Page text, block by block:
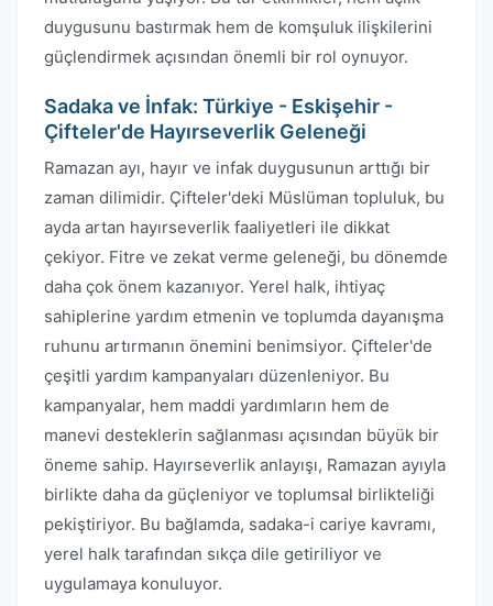
duygusunu bastırmak hem de komşuluk ilişkilerini
güçlendirmek açısından önemli bir rol oynuyor.
Sadaka ve İnfak: Türkiye - Eskişehir -
Çifteler'de Hayırseverlik Geleneği
Ramazan ayı, hayır ve infak duygusunun arttığı bir
zaman dilimidir. Çifteler'deki Müslüman topluluk, bu
ayda artan hayırseverlik faaliyetleri ile dikkat
çekiyor. Fitre ve zekat verme geleneği, bu dönemde
daha çok önem kazanıyor. Yerel halk, ihtiyaç
sahiplerine yardım etmenin ve toplumda dayanışma
ruhunu artırmanın önemini benimsiyor. Çifteler'de
çeşitli yardım kampanyaları düzenleniyor. Bu
kampanyalar, hem maddi yardımların hem de
manevi desteklerin sağlanması açısından büyük bir
öneme sahip. Hayırseverlik anlayışı, Ramazan ayıyla
birlikte daha da güçleniyor ve toplumsal birlikteliği
pekiştiriyor. Bu bağlamda, sadaka-i cariye kavramı,
yerel halk tarafından sıkça dile getiriliyor ve
uygulamaya konuluyor.